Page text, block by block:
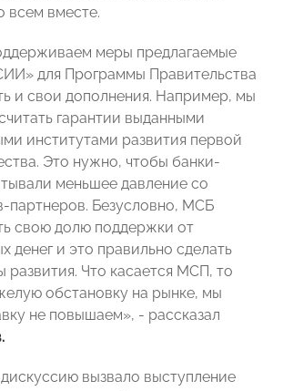
всем вместе.
меры предлагаемые
для Программы Правительства
и свои дополнения. Например, мы
гарантии выданными
институтами развития первой
Это нужно, чтобы банки-
меньшее давление со
партнеров. Безусловно, МСБ
свою долю поддержки от
денег и это правильно сделать
развития. Что касается МСП, то
обстановку на рынке, мы
не повышаем», - рассказал
вызвало выступление